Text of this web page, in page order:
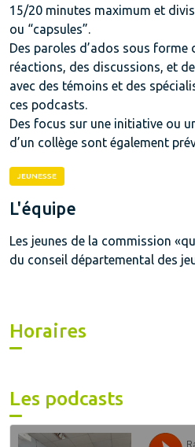
15/20 minutes maximum et
ou “capsules”.
Des paroles d’ados sous
réactions, des discussions, et
avec des témoins et des
ces podcasts.
Des focus sur une initiative ou
d’un collège sont également
JEUNESSE
L'équipe
Les jeunes de la commission
du conseil départemental des
Horaires
Les podcasts